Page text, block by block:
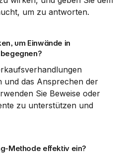
um zu antworten.
um Einwände in
und das Ansprechen der
Sie Beweise oder
zu unterstützen und
Methode effektiv ein?